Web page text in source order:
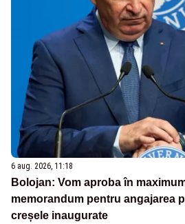
6 aug. 2026, 11:18
Bolojan: Vom aproba în
memorandum pentru angajarea
creșele inaugurate